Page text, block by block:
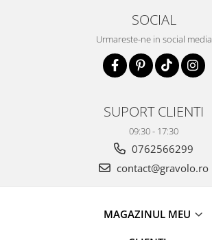
SOCIAL
Urmareste-ne in social media
SUPORT CLIENTI
09:30 - 17:30
0762566299
contact@gravolo.ro
MAGAZINUL MEU